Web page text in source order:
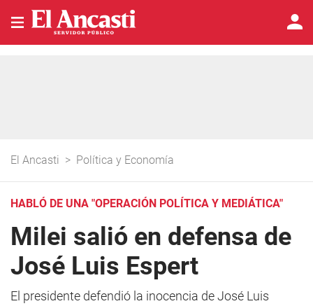
El Ancasti > Política y Economía
HABLÓ DE UNA "OPERACIÓN POLÍTICA Y MEDIÁTICA"
Milei salió en defensa de
José Luis Espert
El presidente defendió la inocencia de José Luis